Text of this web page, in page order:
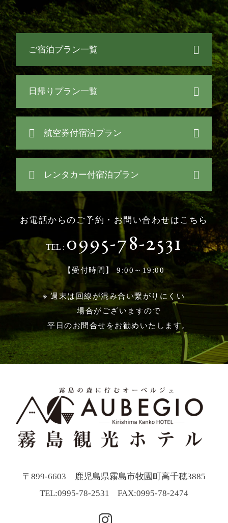
ご宿泊プラン一覧
日帰りプラン一覧
航空券付宿泊プラン
レンタカー付宿泊プラン
お電話からのご予約・お問い合わせはこちら
TEL : 0995-78-2531
【受付時間】 9:00～19:00
※ 週末は回線が混み合い繋がりにくい
場合がございますので
平日のお問合せをお勧めいたします。
〒899-6603 鹿児島県霧島市牧園町高千穂3885
TEL:0995-78-2531 FAX:0995-78-2474